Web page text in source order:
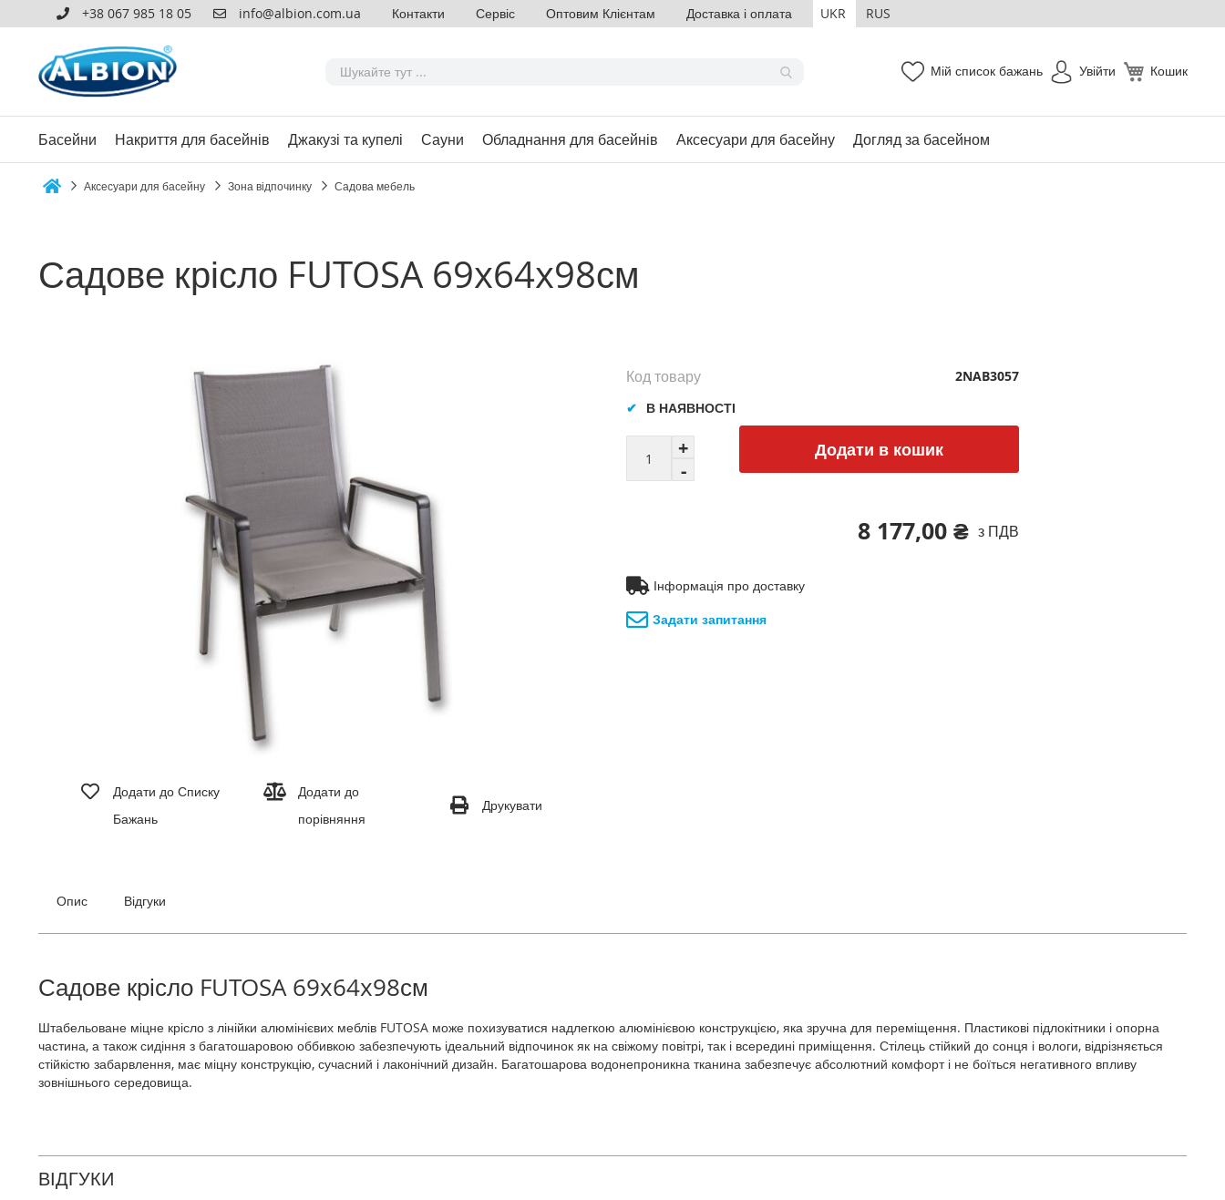
+38 067 985 18 05 info@albion.com.ua Контакти Сервіс Оптовим Клієнтам Доставка і оплата UKR RUS
Кошик
Мій список бажань Увійти
Басейни Накриття для басейнів Джакузі та купелі Сауни Обладнання для басейнів Аксесуари для басейну Догляд за басейном
Аксесуари для басейну Зона відпочинку Садова мебель
Садове крісло FUTOSA 69x64x98см
Додати до Списку
Бажань
Додати до
порівняння
Друкувати
Додати в кошик
8 177,00 ₴ з ПДВ
В НАЯВНОСТІ
Код товару 2NAB3057
Інформація про доставку
Задати запитання
Опис Відгуки
Садове крісло FUTOSA 69x64x98см
Штабельоване міцне крісло з лінійки алюмінієвих меблів FUTOSA може похизуватися надлегкою алюмінієвою конструкцією, яка зручна для переміщення. Пластикові підлокітники і опорна
частина, а також сидіння з багатошаровою оббивкою забезпечують ідеальний відпочинок як на свіжому повітрі, так і всередині приміщення. Стілець стійкий до сонця і вологи, відрізняється
стійкістю забарвлення, має міцну конструкцію, сучасний і лаконічний дизайн. Багатошарова водонепроникна тканина забезпечує абсолютний комфорт і не боїться негативного впливу
зовнішнього середовища.
ВІДГУКИ